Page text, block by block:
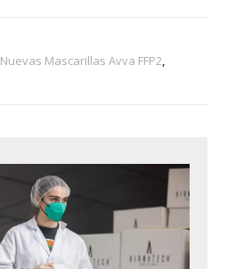
Nuevas Mascarillas Avva FFP2,